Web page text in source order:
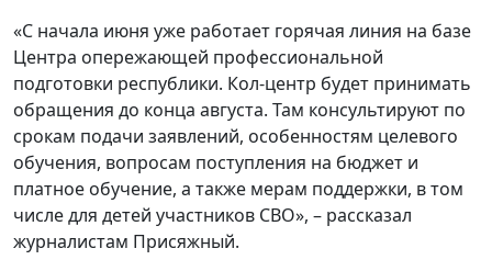
«С начала июня уже работает горячая линия на базе
Центра опережающей профессиональной
подготовки республики. Кол-центр будет принимать
обращения до конца августа. Там консультируют по
срокам подачи заявлений, особенностям целевого
обучения, вопросам поступления на бюджет и
платное обучение, а также мерам поддержки, в том
числе для детей участников СВО», – рассказал
журналистам Присяжный.